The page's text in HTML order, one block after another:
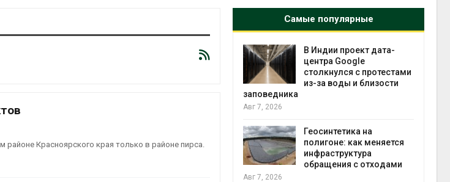
районе Красноярского края только в районе пирса.
Самые популярные
Южная Корея ускорит
развитие солнечной
Камы в августе может
В Индии проект дата-
центра Google
столкнулся с протестами
из-за воды и близости
заповедника
Авг 7, 2026
Геосинтетика на
полигоне: как меняется
инфраструктура
обращения с отходами
Авг 7, 2026